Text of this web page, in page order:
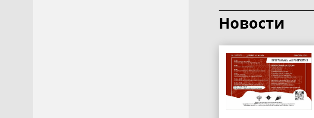
Новости